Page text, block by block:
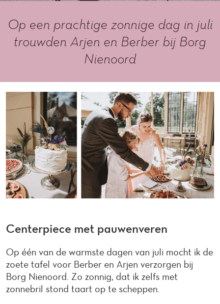
Op een prachtige zonnige dag in juli
trouwden Arjen en Berber bij Borg
Nienoord
Centerpiece met pauwenveren
Op één van de warmste dagen van juli mocht ik de
zoete tafel voor Berber en Arjen verzorgen bij
Borg Nienoord. Zo zonnig, dat ik zelfs met
zonnebril stond taart op te scheppen.